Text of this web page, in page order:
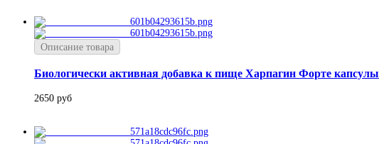
Описание товара
Биологически активная добавка к пище Харпагин Форте капсулы
2650 руб